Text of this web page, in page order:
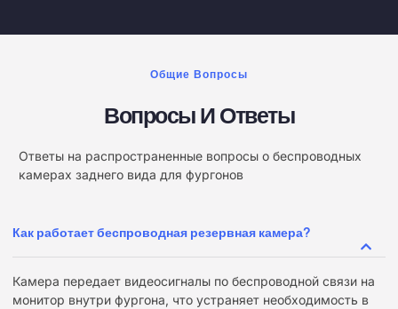
Общие Вопросы
Вопросы И Ответы
Ответы на распространенные вопросы о беспроводных
камерах заднего вида для фургонов
Как работает беспроводная резервная камера?
Камера передает видеосигналы по беспроводной связи на
монитор внутри фургона, что устраняет необходимость в